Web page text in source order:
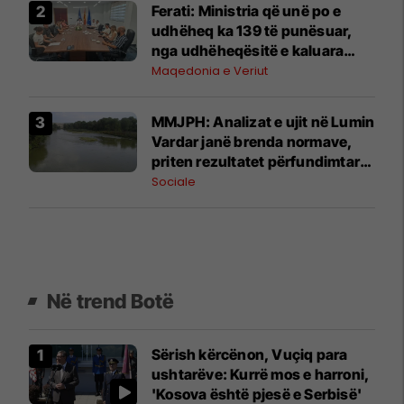
Ferati: Ministria që unë po e
udhëheq ka 139 të punësuar,
nga udhëheqësitë e kaluara
rreth 30 % e të punësuarve nuk
Maqedonia e Veriut
MMJPH: Analizat e ujit në Lumin
Vardar janë brenda normave,
priten rezultatet përfundimtare
më 4 gusht
Sociale
Në trend Botë
Sërish kërcënon, Vuçiq para
ushtarëve: Kurrë mos e harroni,
'Kosova është pjesë e Serbisë'